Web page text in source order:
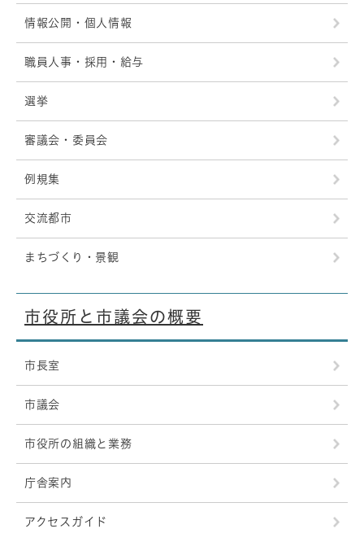
情報公開・個人情報
職員人事・採用・給与
選挙
審議会・委員会
例規集
交流都市
まちづくり・景観
市役所と市議会の概要
市長室
市議会
市役所の組織と業務
庁舎案内
アクセスガイド